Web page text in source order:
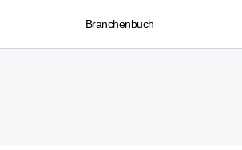
Branchenbuch